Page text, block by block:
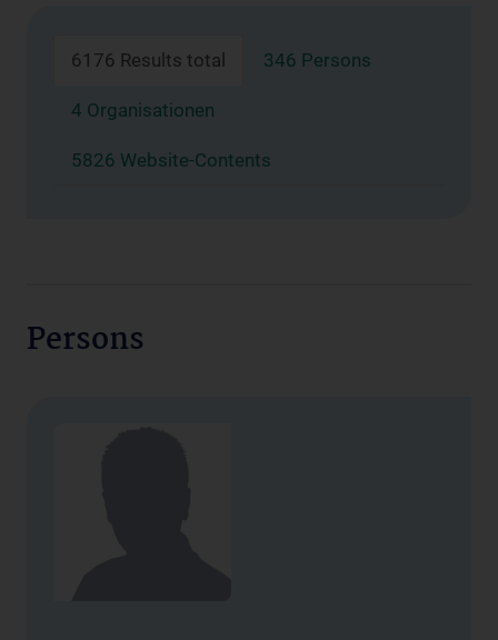
6176 Results total 346 Persons
4 Organisationen
5826 Website-Contents
Persons